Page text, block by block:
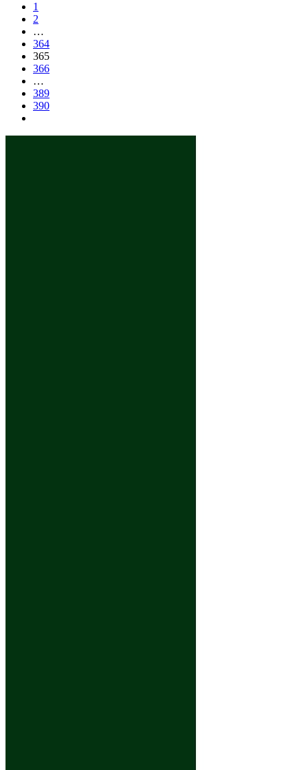
1
2
…
364
365
366
…
389
390